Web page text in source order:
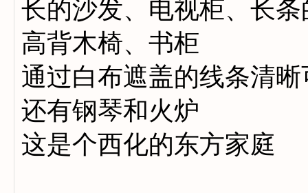
长的沙发、电视柜、长条
高背木椅、书柜
通过白布遮盖的线条清晰
还有钢琴和火炉
这是个西化的东方家庭